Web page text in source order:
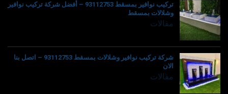
تركيب نوافير بمسقط 93112753 – أفضل شركة تركيب نوافير
وشلالات بمسقط
مقالات
شركة تركيب نوافير وشلالات بمسقط 93112753 – اتصل بنا
الان
مقالات